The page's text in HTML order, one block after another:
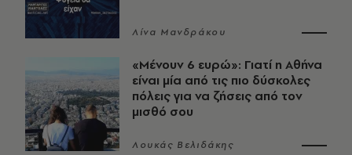
Λίνα Μανδράκου
«Μένουν 6 ευρώ»: Γιατί η Αθήνα
είναι μία από τις πιο δύσκολες
πόλεις για να ζήσεις από τον
μισθό σου
Λουκάς Βελιδάκης